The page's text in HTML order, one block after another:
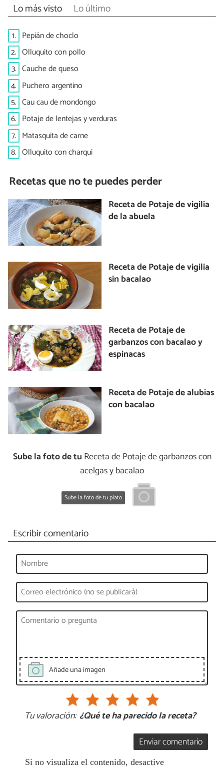
Lo más visto Lo último
1. Pepián de choclo
2. Olluquito con pollo
3. Cauche de queso
4. Puchero argentino
5. Cau cau de mondongo
6. Potaje de lentejas y verduras
7. Matasquita de carne
8. Olluquito con charqui
Recetas que no te puedes perder
Receta de Potaje de vigilia
de la abuela
Receta de Potaje de vigilia
sin bacalao
Receta de Potaje de
garbanzos con bacalao y
espinacas
Receta de Potaje de alubias
con bacalao
Sube la foto de tu Receta de Potaje de garbanzos con
acelgas y bacalao
Sube la foto de tu plato
Escribir comentario
Añade una imagen
Tu valoración: ¿Qué te ha parecido la receta?
Enviar comentario
Si no visualiza el contenido, desactive